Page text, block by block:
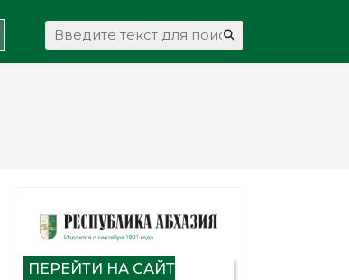
Искать...
ПЕРЕЙТИ НА САЙТ